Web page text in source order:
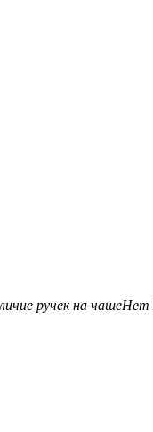
ручек на чашеНет